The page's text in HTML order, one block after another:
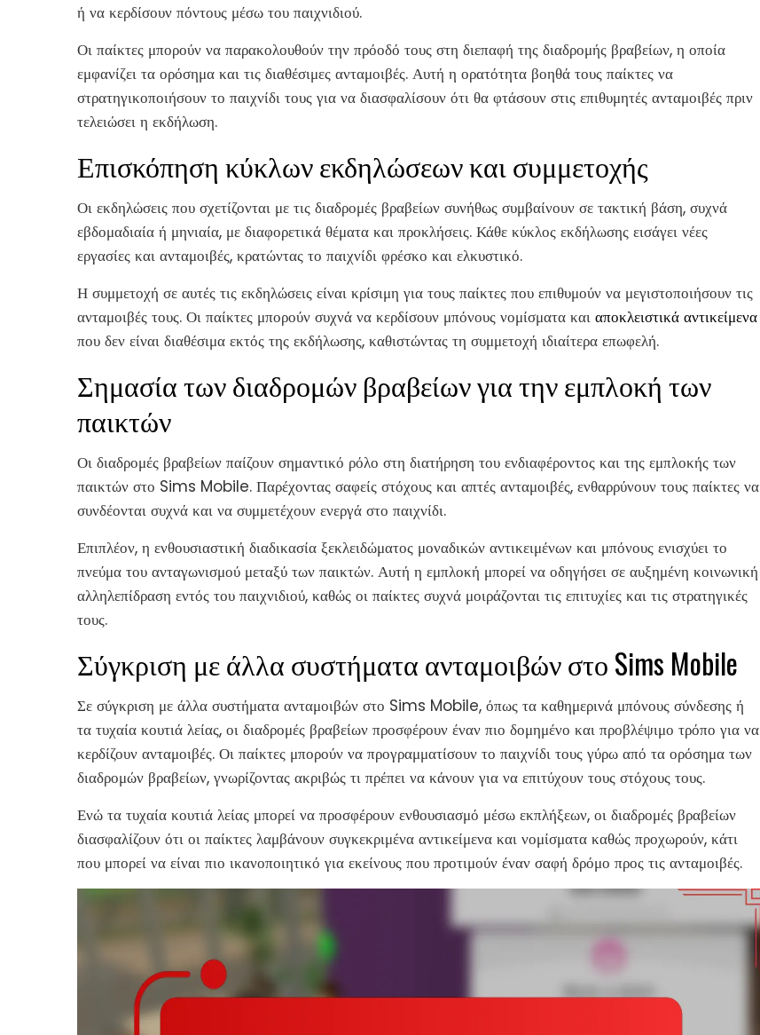
ή να κερδίσουν πόντους μέσω του παιχνιδιού.
Οι παίκτες μπορούν να παρακολουθούν την πρόοδό τους στη διεπαφή της διαδρομής βραβείων, η οποία
εμφανίζει τα ορόσημα και τις διαθέσιμες ανταμοιβές. Αυτή η ορατότητα βοηθά τους παίκτες να
στρατηγικοποιήσουν το παιχνίδι τους για να διασφαλίσουν ότι θα φτάσουν στις επιθυμητές ανταμοιβές πριν
τελειώσει η εκδήλωση.
Επισκόπηση κύκλων εκδηλώσεων και συμμετοχής
Οι εκδηλώσεις που σχετίζονται με τις διαδρομές βραβείων συνήθως συμβαίνουν σε τακτική βάση, συχνά
εβδομαδιαία ή μηνιαία, με διαφορετικά θέματα και προκλήσεις. Κάθε κύκλος εκδήλωσης εισάγει νέες
εργασίες και ανταμοιβές, κρατώντας το παιχνίδι φρέσκο και ελκυστικό.
Η συμμετοχή σε αυτές τις εκδηλώσεις είναι κρίσιμη για τους παίκτες που επιθυμούν να μεγιστοποιήσουν τις
ανταμοιβές τους. Οι παίκτες μπορούν συχνά να κερδίσουν μπόνους νομίσματα και αποκλειστικά αντικείμενα
που δεν είναι διαθέσιμα εκτός της εκδήλωσης, καθιστώντας τη συμμετοχή ιδιαίτερα επωφελή.
Σημασία των διαδρομών βραβείων για την εμπλοκή των
παικτών
Οι διαδρομές βραβείων παίζουν σημαντικό ρόλο στη διατήρηση του ενδιαφέροντος και της εμπλοκής των
παικτών στο Sims Mobile. Παρέχοντας σαφείς στόχους και απτές ανταμοιβές, ενθαρρύνουν τους παίκτες να
συνδέονται συχνά και να συμμετέχουν ενεργά στο παιχνίδι.
Επιπλέον, η ενθουσιαστική διαδικασία ξεκλειδώματος μοναδικών αντικειμένων και μπόνους ενισχύει το
πνεύμα του ανταγωνισμού μεταξύ των παικτών. Αυτή η εμπλοκή μπορεί να οδηγήσει σε αυξημένη κοινωνική
αλληλεπίδραση εντός του παιχνιδιού, καθώς οι παίκτες συχνά μοιράζονται τις επιτυχίες και τις στρατηγικές
τους.
Σύγκριση με άλλα συστήματα ανταμοιβών στο Sims Mobile
Σε σύγκριση με άλλα συστήματα ανταμοιβών στο Sims Mobile, όπως τα καθημερινά μπόνους σύνδεσης ή
τα τυχαία κουτιά λείας, οι διαδρομές βραβείων προσφέρουν έναν πιο δομημένο και προβλέψιμο τρόπο για να
κερδίζουν ανταμοιβές. Οι παίκτες μπορούν να προγραμματίσουν το παιχνίδι τους γύρω από τα ορόσημα των
διαδρομών βραβείων, γνωρίζοντας ακριβώς τι πρέπει να κάνουν για να επιτύχουν τους στόχους τους.
Ενώ τα τυχαία κουτιά λείας μπορεί να προσφέρουν ενθουσιασμό μέσω εκπλήξεων, οι διαδρομές βραβείων
διασφαλίζουν ότι οι παίκτες λαμβάνουν συγκεκριμένα αντικείμενα και νομίσματα καθώς προχωρούν, κάτι
που μπορεί να είναι πιο ικανοποιητικό για εκείνους που προτιμούν έναν σαφή δρόμο προς τις ανταμοιβές.